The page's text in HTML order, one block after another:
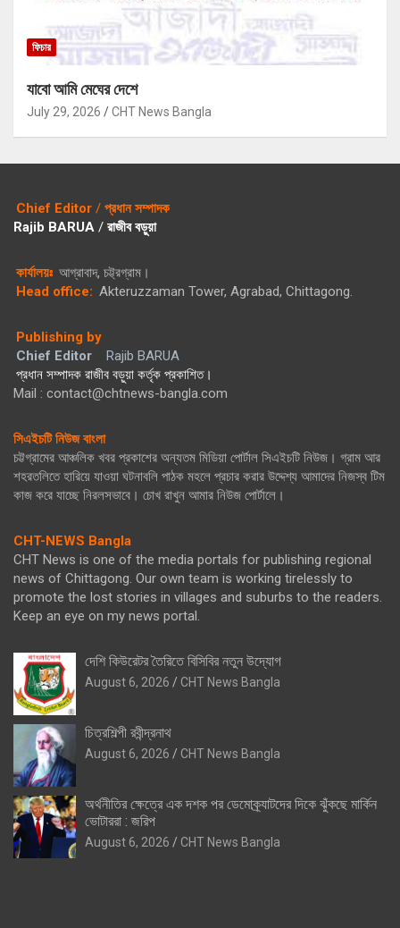
ফিচার
যাবো আমি মেঘের দেশে
July 29, 2026 CHT News Bangla
Chief Editor / প্রধান সম্পাদক
Rajib BARUA / রাজীব বড়ুয়া
কার্যালয়ঃ আগ্রাবাদ, চট্ট্রগ্রাম।
Head office: Akteruzzaman Tower, Agrabad, Chittagong.
Publishing by
Chief Editor
Rajib BARUA
প্রধান সম্পাদক রাজীব বড়ুয়া কর্তৃক প্রকাশিত।
Mail : contact@chtnews-bangla.com
সিএইচটি নিউজ বাংলা
চট্টগ্রামের আঞ্চলিক খবর প্রকাশের অন্যতম মিডিয়া পোর্টাল সিএইচটি নিউজ। গ্রাম আর
শহরতলিতে হারিয়ে যাওয়া ঘটনাবলি পাঠক মহলে প্রচার করার উদ্দেশ্য আমাদের নিজস্ব টিম
কাজ করে যাচ্ছে নিরলসভাবে। চোখ রাখুন আমার নিউজ পোর্টালে।
CHT-NEWS Bangla
CHT News is one of the media portals for publishing regional
news of Chittagong. Our own team is working tirelessly to
promote the lost stories in villages and suburbs to the readers.
Keep an eye on my news portal.
দেশি কিউরেটর তৈরিতে বিসিবির নতুন উদ্যোগ
August 6, 2026 CHT News Bangla
চিত্রশিল্পী রবীন্দ্রনাথ
August 6, 2026 CHT News Bangla
অর্থনীতির ক্ষেত্রে এক দশক পর ডেমোক্র্যাটদের দিকে ঝুঁকছে মার্কিন
ভোটাররা : জরিপ
August 6, 2026 CHT News Bangla